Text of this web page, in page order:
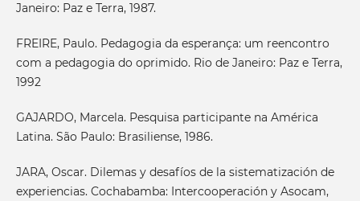
Janeiro: Paz e Terra, 1987.
FREIRE, Paulo. Pedagogia da esperança: um reencontro
com a pedagogia do oprimido. Rio de Janeiro: Paz e Terra,
1992
GAJARDO, Marcela. Pesquisa participante na América
Latina. São Paulo: Brasiliense, 1986.
JARA, Oscar. Dilemas y desafíos de la sistematización de
experiencias. Cochabamba: Intercooperación y Asocam,